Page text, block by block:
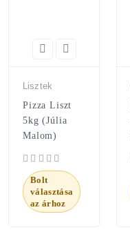
Lisztek
Pizza Liszt
5kg (Júlia
Malom)
Bolt
választása
az árhoz